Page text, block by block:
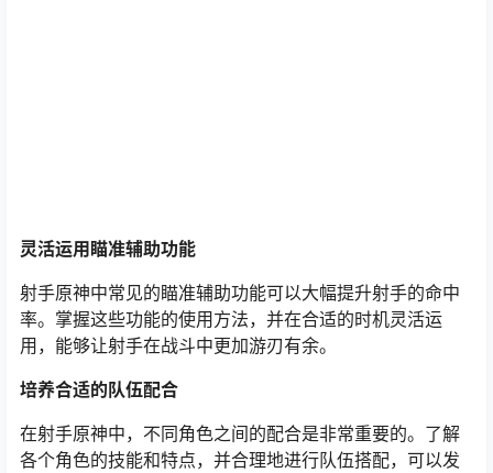
灵活运用瞄准辅助功能
射手原神中常见的瞄准辅助功能可以大幅提升射手的命中
率。掌握这些功能的使用方法，并在合适的时机灵活运
用，能够让射手在战斗中更加游刃有余。
培养合适的队伍配合
在射手原神中，不同角色之间的配合是非常重要的。了解
各个角色的技能和特点，并合理地进行队伍搭配，可以发